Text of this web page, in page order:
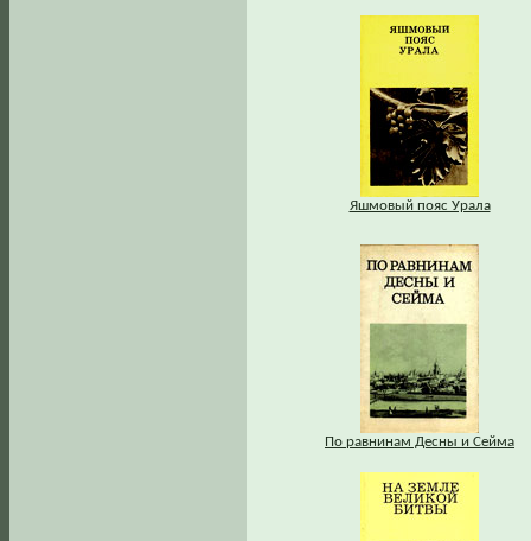
Яшмовый пояс Урала
По равнинам Десны и Сейма